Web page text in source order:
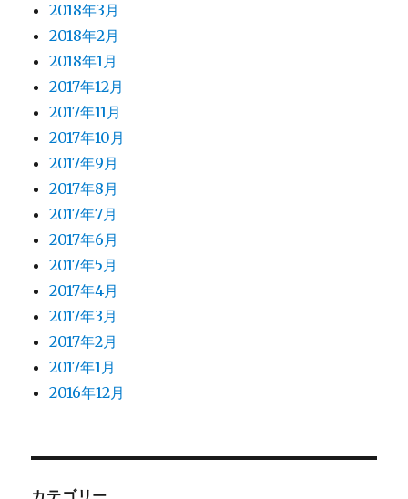
2018年3月
2018年2月
2018年1月
2017年12月
2017年11月
2017年10月
2017年9月
2017年8月
2017年7月
2017年6月
2017年5月
2017年4月
2017年3月
2017年2月
2017年1月
2016年12月